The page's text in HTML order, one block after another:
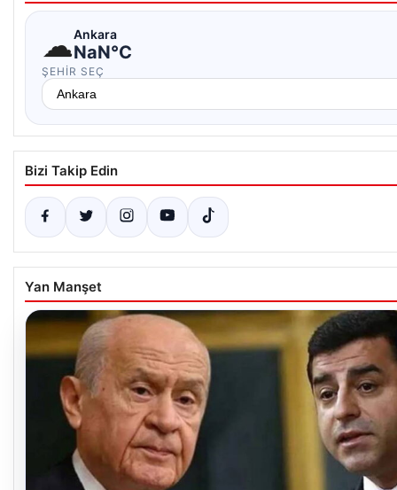
☁Ankara
NaN°C
ŞEHIR SEÇ
Bizi Takip Edin
Yan Manşet